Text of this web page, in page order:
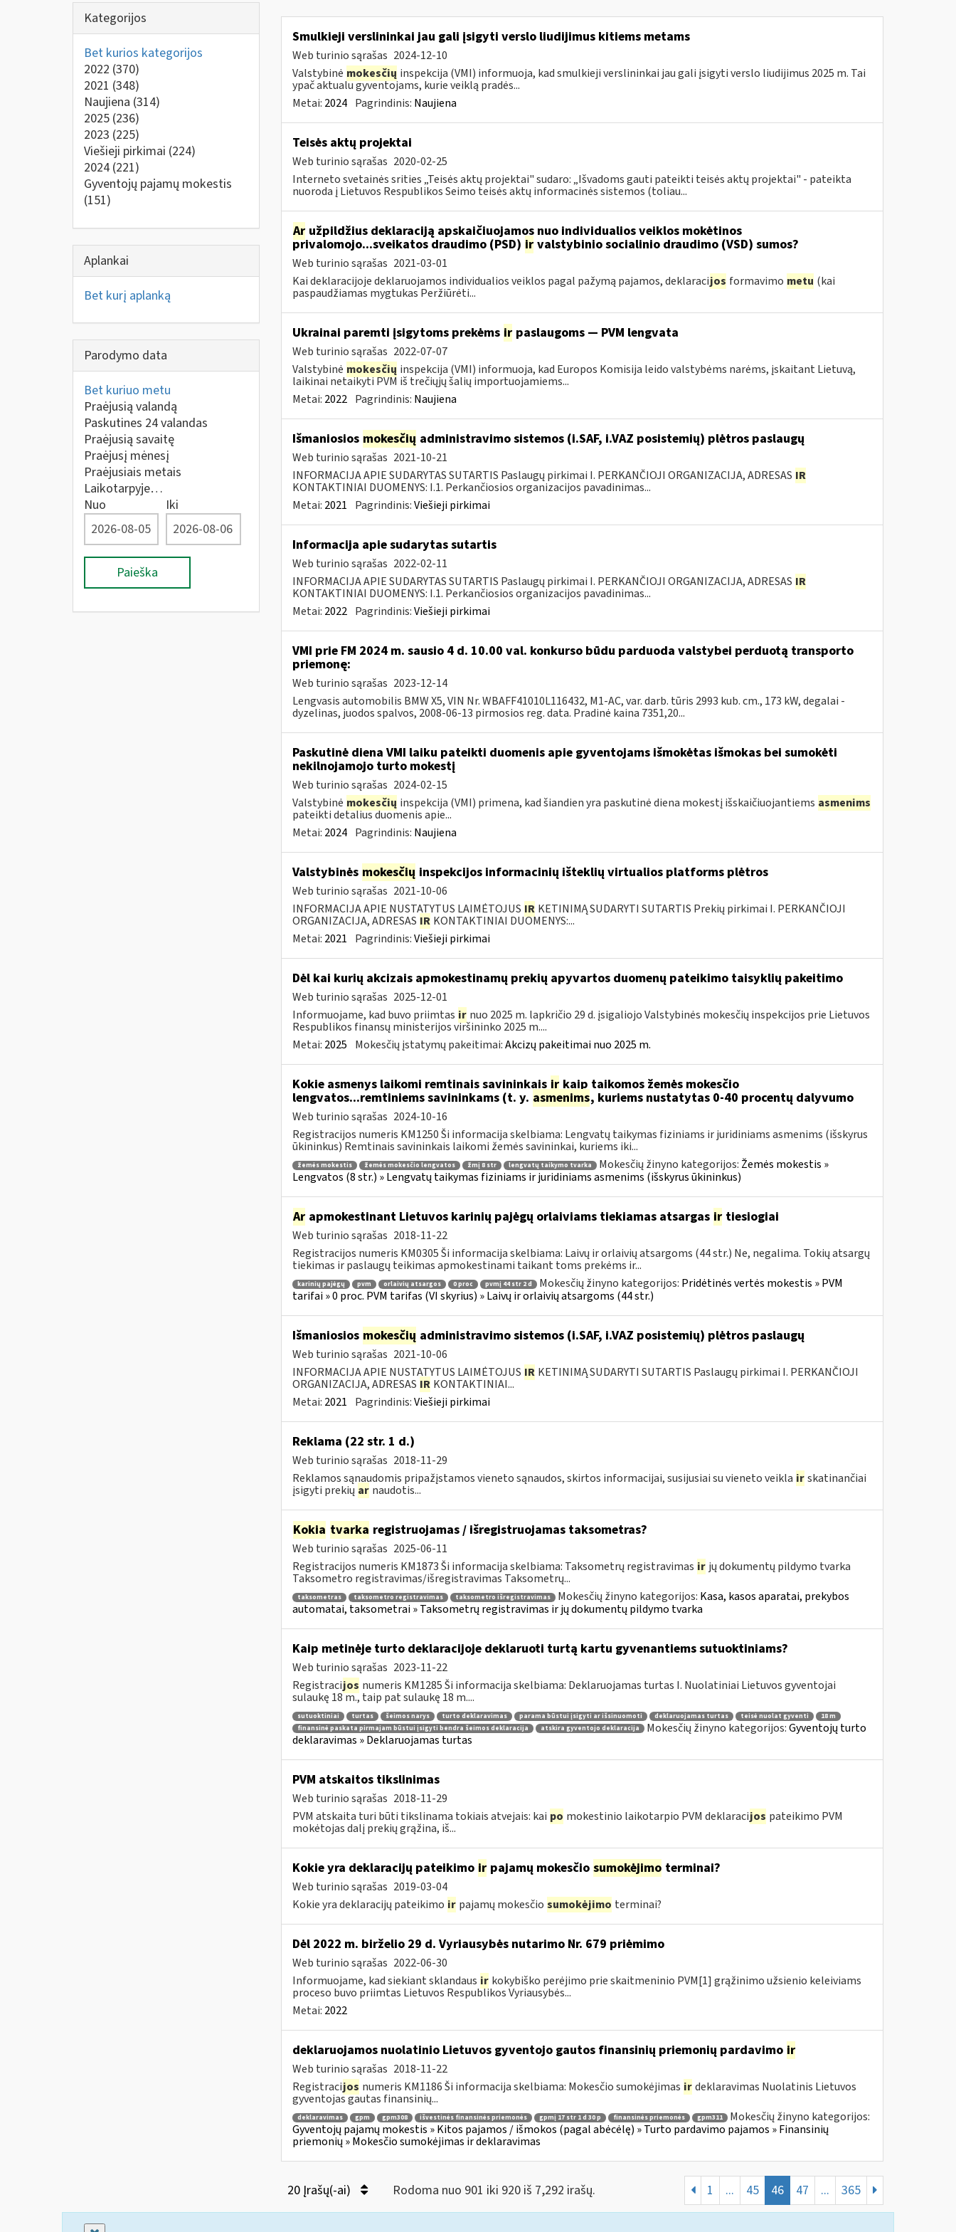
Kategorijos
Bet kurios kategorijos
2022 (370)
2021 (348)
Naujiena (314)
2025 (236)
2023 (225)
Viešieji pirkimai (224)
2024 (221)
Gyventojų pajamų mokestis
(151)
Aplankai
Bet kurį aplanką
Parodymo data
Bet kuriuo metu
Praėjusią valandą
Paskutines 24 valandas
Praėjusią savaitę
Praėjusį mėnesį
Praėjusiais metais
Laikotarpyje…
Nuo
Iki
Paieška
Smulkieji verslininkai jau gali įsigyti verslo liudijimus kitiems metams
Web turinio sąrašas 2024-12-10
Valstybinė mokesčių inspekcija (VMI) informuoja, kad smulkieji verslininkai jau gali įsigyti verslo liudijimus 2025 m. Tai
ypač aktualu gyventojams, kurie veiklą pradės...
Metai: 2024 Pagrindinis: Naujiena
Teisės aktų projektai
Web turinio sąrašas 2020-02-25
Interneto svetainės srities „Teisės aktų projektai" sudaro: „Išvadoms gauti pateikti teisės aktų projektai" - pateikta
nuoroda į Lietuvos Respublikos Seimo teisės aktų informacinės sistemos (toliau...
Aružpildžius deklaraciją apskaičiuojamos nuo individualios veiklos mokėtinos
privalomojo...sveikatos draudimo (PSD) irvalstybinio socialinio draudimo (VSD) sumos?
Web turinio sąrašas 2021-03-01
Kai deklaracijoje deklaruojamos individualios veiklos pagal pažymą pajamos, deklaracijos formavimo metu (kai
paspaudžiamas mygtukas Peržiūrėti...
Ukrainai paremti įsigytoms prekėms irpaslaugoms — PVM lengvata
Web turinio sąrašas 2022-07-07
Valstybinė mokesčių inspekcija (VMI) informuoja, kad Europos Komisija leido valstybėms narėms, įskaitant Lietuvą,
laikinai netaikyti PVM iš trečiųjų šalių importuojamiems...
Metai: 2022 Pagrindinis: Naujiena
Išmaniosios mokesčių administravimo sistemos (i.SAF, i.VAZ posistemių) plėtros paslaugų
Web turinio sąrašas 2021-10-21
INFORMACIJA APIE SUDARYTAS SUTARTIS Paslaugų pirkimai I. PERKANČIOJI ORGANIZACIJA, ADRESAS IR
KONTAKTINIAI DUOMENYS: I.1. Perkančiosios organizacijos pavadinimas...
Metai: 2021 Pagrindinis:Viešieji pirkimai
Informacija apie sudarytas sutartis
Web turinio sąrašas 2022-02-11
INFORMACIJA APIE SUDARYTAS SUTARTIS Paslaugų pirkimai I. PERKANČIOJI ORGANIZACIJA, ADRESAS IR
KONTAKTINIAI DUOMENYS: I.1. Perkančiosios organizacijos pavadinimas...
Metai: 2022 Pagrindinis:Viešieji pirkimai
VMI prie FM 2024 m. sausio 4 d. 10.00 val. konkurso būdu parduoda valstybei perduotą transporto
priemonę:
Web turinio sąrašas 2023-12-14
Lengvasis automobilis BMW X5, VIN Nr. WBAFF41010L116432, M1-AC, var. darb. tūris 2993 kub. cm., 173 kW, degalai -
dyzelinas, juodos spalvos, 2008-06-13 pirmosios reg. data. Pradinė kaina 7351,20...
Paskutinė diena VMI laiku pateikti duomenis apie gyventojams išmokėtas išmokas bei sumokėti
nekilnojamojo turto mokestį
Web turinio sąrašas 2024-02-15
Valstybinė mokesčių inspekcija (VMI) primena, kad šiandien yra paskutinė diena mokestį išskaičiuojantiems asmenims
pateikti detalius duomenis apie...
Metai: 2024 Pagrindinis: Naujiena
Valstybinės mokesčių inspekcijos informacinių išteklių virtualios platforms plėtros
Web turinio sąrašas 2021-10-06
INFORMACIJA APIE NUSTATYTUS LAIMĖTOJUS IR KETINIMĄ SUDARYTI SUTARTIS Prekių pirkimai I. PERKANČIOJI
ORGANIZACIJA, ADRESAS IR KONTAKTINIAI DUOMENYS:...
Metai: 2021 Pagrindinis:Viešieji pirkimai
Dėl kai kurių akcizais apmokestinamų prekių apyvartos duomenų pateikimo taisyklių pakeitimo
Web turinio sąrašas 2025-12-01
Informuojame, kad buvo priimtas ir nuo 2025 m. lapkričio 29 d. įsigaliojo Valstybinės mokesčių inspekcijos prie Lietuvos
Respublikos finansų ministerijos viršininko 2025 m....
Metai: 2025 Mokesčių įstatymų pakeitimai:Akcizų pakeitimai nuo 2025 m.
Kokie asmenys laikomi remtinais savininkaisirkaip taikomos žemės mokesčio
lengvatos...remtiniems savininkams (t. y. asmenims, kuriems nustatytas 0-40 procentų dalyvumo
Web turinio sąrašas 2024-10-16
Registracijos numeris KM1250 Ši informacija skelbiama: Lengvatų taikymas fiziniams ir juridiniams asmenims (išskyrus
ūkininkus) Remtinais savininkais laikomi žemės savininkai, kuriems iki...
žemės mokestis žemės mokesčio lengvatos žmį 8 str lengvatų taikymo tvarka Mokesčių žinyno kategorijos: Žemės mokestis »
Lengvatos (8 str.) » Lengvatų taikymas fiziniams ir juridiniams asmenims (išskyrus ūkininkus)
Arapmokestinant Lietuvos karinių pajėgų orlaiviams tiekiamas atsargas irtiesiogiai
Web turinio sąrašas 2018-11-22
Registracijos numeris KM0305 Ši informacija skelbiama: Laivų ir orlaivių atsargoms (44 str.) Ne, negalima. Tokių atsargų
tiekimas ir paslaugų teikimas apmokestinami taikant toms prekėms ir...
karinių pajėgų pvm orlaivių atsargos 0 proc pvmį 44 str 2 d Mokesčių žinyno kategorijos: Pridėtinės vertės mokestis » PVM
tarifai » 0 proc. PVM tarifas (VI skyrius) » Laivų ir orlaivių atsargoms (44 str.)
Išmaniosios mokesčių administravimo sistemos (i.SAF, i.VAZ posistemių) plėtros paslaugų
Web turinio sąrašas 2021-10-06
INFORMACIJA APIE NUSTATYTUS LAIMĖTOJUS IR KETINIMĄ SUDARYTI SUTARTIS Paslaugų pirkimai I. PERKANČIOJI
ORGANIZACIJA, ADRESAS IR KONTAKTINIAI...
Metai: 2021 Pagrindinis:Viešieji pirkimai
Reklama (22 str. 1 d.)
Web turinio sąrašas 2018-11-29
Reklamos sąnaudomis pripažįstamos vieneto sąnaudos, skirtos informacijai, susijusiai su vieneto veikla ir skatinančiai
įsigyti prekių ar naudotis...
Kokia tvarka registruojamas / išregistruojamas taksometras?
Web turinio sąrašas 2025-06-11
Registracijos numeris KM1873 Ši informacija skelbiama: Taksometrų registravimas ir jų dokumentų pildymo tvarka
Taksometro registravimas/išregistravimas Taksometrų...
taksometras taksometro registravimas taksometro išregistravimas Mokesčių žinyno kategorijos: Kasa, kasos aparatai, prekybos
automatai, taksometrai » Taksometrų registravimas ir jų dokumentų pildymo tvarka
Kaip metinėje turto deklaracijoje deklaruoti turtą kartu gyvenantiems sutuoktiniams?
Web turinio sąrašas 2023-11-22
Registracijos numeris KM1285 Ši informacija skelbiama: Deklaruojamas turtas I. Nuolatiniai Lietuvos gyventojai
sulaukę 18 m., taip pat sulaukę 18 m....
sutuoktiniai turtas šeimos narys turto deklaravimas parama būstui įsigyti ar išsinuomoti deklaruojamas turtas teisė nuolat gyventi
18 m
finansinė paskata pirmajam būstui įsigyti bendra šeimos deklaracija
atskira gyventojo deklaracija Mokesčių žinyno kategorijos:Gyventojų turto
deklaravimas » Deklaruojamas turtas
PVM atskaitos tikslinimas
Web turinio sąrašas 2018-11-29
PVM atskaita turi būti tikslinama tokiais atvejais: kai po mokestinio laikotarpio PVM deklaracijos pateikimo PVM
mokėtojas dalį prekių grąžina, iš...
Kokie yra deklaracijų pateikimo irpajamų mokesčio sumokėjimo terminai?
Web turinio sąrašas 2019-03-04
Kokie yra deklaracijų pateikimo ir pajamų mokesčio sumokėjimo terminai?
Dėl 2022 m. birželio 29 d. Vyriausybės nutarimo Nr. 679 priėmimo
Web turinio sąrašas 2022-06-30
Informuojame, kad siekiant sklandaus ir kokybiško perėjimo prie skaitmeninio PVM[1] grąžinimo užsienio keleiviams
proceso buvo priimtas Lietuvos Respublikos Vyriausybės...
Metai: 2022
deklaruojamos nuolatinio Lietuvos gyventojo gautos finansinių priemonių pardavimo ir
Web turinio sąrašas 2018-11-22
Registracijos numeris KM1186 Ši informacija skelbiama: Mokesčio sumokėjimas ir deklaravimas Nuolatinis Lietuvos
gyventojas gautas finansinių...
deklaravimas gpm gpm308 išvestinės finansinės priemonės gpmį 17 str 1 d 30 p finansinės priemonės gpm311
Mokesčių žinyno kategorijos:
Gyventojų pajamų mokestis » Kitos pajamos / išmokos (pagal abėcėlę) » Turto pardavimo pajamos » Finansinių
priemonių » Mokesčio sumokėjimas ir deklaravimas
20 Įrašų(-ai) Rodoma nuo 901 iki 920 iš 7,292 irašų. 1 ... 45 46 47 ... 365